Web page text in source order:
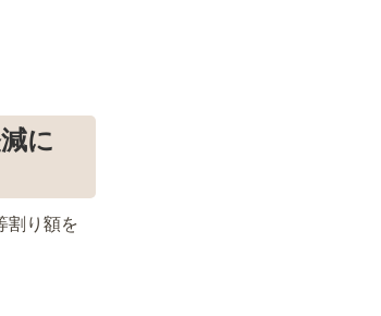
に
割り額を